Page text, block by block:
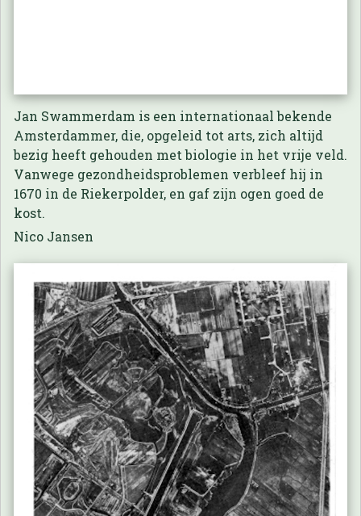
Jan Swammerdam is een internationaal bekende
Amsterdammer, die, opgeleid tot arts, zich altijd
bezig heeft gehouden met biologie in het vrije veld.
Vanwege gezondheidsproblemen verbleef hij in
1670 in de Riekerpolder, en gaf zijn ogen goed de
kost.
Nico Jansen